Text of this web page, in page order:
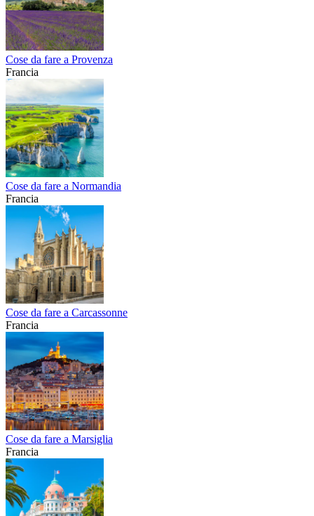
Cose da fare a Provenza
Francia
Cose da fare a Normandia
Francia
Cose da fare a Carcassonne
Francia
Cose da fare a Marsiglia
Francia